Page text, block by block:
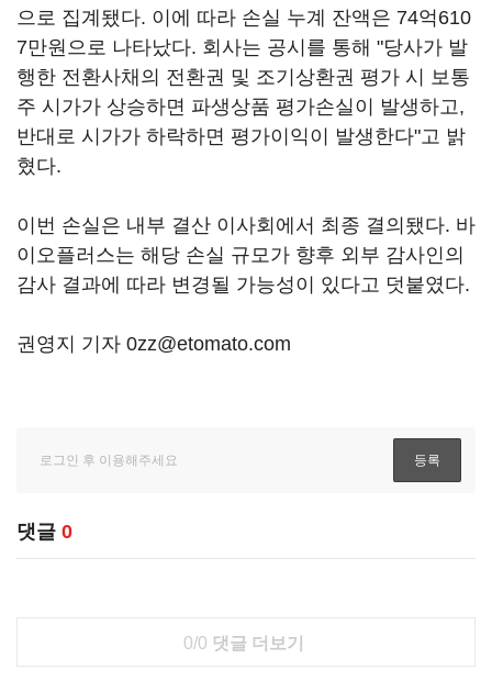
으로 집계됐다. 이에 따라 손실 누계 잔액은 74억610
7만원으로 나타났다. 회사는 공시를 통해 "당사가 발
행한 전환사채의 전환권 및 조기상환권 평가 시 보통
주 시가가 상승하면 파생상품 평가손실이 발생하고,
반대로 시가가 하락하면 평가이익이 발생한다"고 밝
혔다.
이번 손실은 내부 결산 이사회에서 최종 결의됐다. 바
이오플러스는 해당 손실 규모가 향후 외부 감사인의
감사 결과에 따라 변경될 가능성이 있다고 덧붙였다.
권영지 기자 0zz@etomato.com
댓글 0
0/0 댓글 더보기